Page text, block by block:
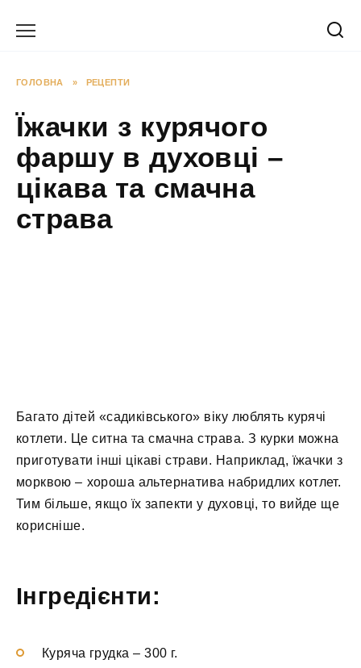
ГОЛОВНА » РЕЦЕПТИ
Їжачки з курячого
фаршу в духовці –
цікава та смачна
страва
Багато дітей «садиківського» віку люблять курячі
котлети. Це ситна та смачна страва. З курки можна
приготувати інші цікаві страви. Наприклад, їжачки з
морквою – хороша альтернатива набридлих котлет.
Тим більше, якщо їх запекти у духовці, то вийде ще
корисніше.
Інгредієнти:
Куряча грудка –300 г.